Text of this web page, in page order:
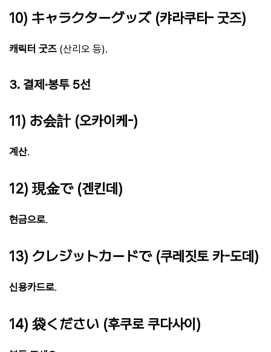
10) キャラクターグッズ (캬라쿠타- 굿즈)
캐릭터 굿즈 (산리오 등).
3. 결제·봉투 5선
11) お会計 (오카이케-)
계산.
12) 現金で (겐킨데)
현금으로.
13) クレジットカードで (쿠레짓토 카-도데)
신용카드로.
14) 袋ください (후쿠로 쿠다사이)